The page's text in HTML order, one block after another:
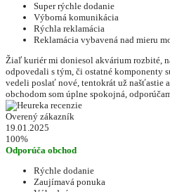
Super rýchle dodanie
Výborná komunikácia
Rýchla reklamácia
Reklamácia vybavená nad mieru
Žiaľ kuriér mi doniesol akvárium rozbité,
odpovedali s tým, či ostatné komponenty
vedeli poslať nové, tentokrát už našťastie
obchodom som úplne spokojná,
Overený zákazník
19.01.2025
100%
Odporúča obchod
Rýchle dodanie
Zaujímavá ponuka